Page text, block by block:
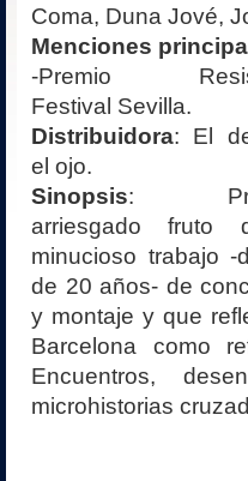
Coma, Duna Jové,
Menciones
-Premio
Festival Sevilla.
Distribuidora: El
el ojo.
Sinopsis:
arriesgado fruto
minucioso trabajo -
de 20 años- de
y montaje y que
Barcelona como
Encuentros,
microhistorias